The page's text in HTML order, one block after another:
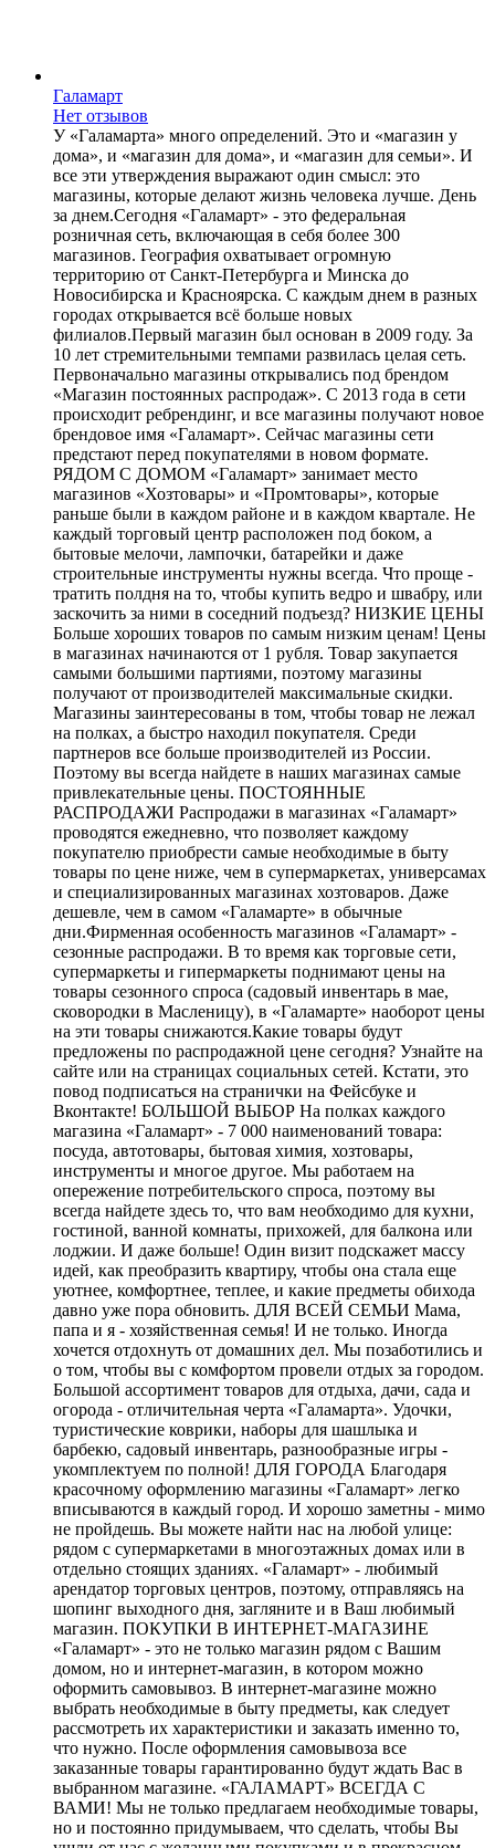
Галамарт
Нет отзывов
У «Галамарта» много определений. Это и «магазин у
дома», и «магазин для дома», и «магазин для семьи». И
все эти утверждения выражают один смысл: это
магазины, которые делают жизнь человека лучше. День
за днем.Сегодня «Галамарт» - это федеральная
розничная сеть, включающая в себя более 300
магазинов. География охватывает огромную
территорию от Санкт-Петербурга и Минска до
Новосибирска и Красноярска. С каждым днем в разных
городах открывается всё больше новых
филиалов.Первый магазин был основан в 2009 году. За
10 лет стремительными темпами развилась целая сеть.
Первоначально магазины открывались под брендом
«Магазин постоянных распродаж». С 2013 года в сети
происходит ребрендинг, и все магазины получают новое
брендовое имя «Галамарт». Сейчас магазины сети
предстают перед покупателями в новом формате.
РЯДОМ С ДОМОМ «Галамарт» занимает место
магазинов «Хозтовары» и «Промтовары», которые
раньше были в каждом районе и в каждом квартале. Не
каждый торговый центр расположен под боком, а
бытовые мелочи, лампочки, батарейки и даже
строительные инструменты нужны всегда. Что проще -
тратить полдня на то, чтобы купить ведро и швабру, или
заскочить за ними в соседний подъезд? НИЗКИЕ ЦЕНЫ
Больше хороших товаров по самым низким ценам! Цены
в магазинах начинаются от 1 рубля. Товар закупается
самыми большими партиями, поэтому магазины
получают от производителей максимальные скидки.
Магазины заинтересованы в том, чтобы товар не лежал
на полках, а быстро находил покупателя. Среди
партнеров все больше производителей из России.
Поэтому вы всегда найдете в наших магазинах самые
привлекательные цены. ПОСТОЯННЫЕ
РАСПРОДАЖИ Распродажи в магазинах «Галамарт»
проводятся ежедневно, что позволяет каждому
покупателю приобрести самые необходимые в быту
товары по цене ниже, чем в супермаркетах, универсамах
и специализированных магазинах хозтоваров. Даже
дешевле, чем в самом «Галамарте» в обычные
дни.Фирменная особенность магазинов «Галамарт» -
сезонные распродажи. В то время как торговые сети,
супермаркеты и гипермаркеты поднимают цены на
товары сезонного спроса (садовый инвентарь в мае,
сковородки в Масленицу), в «Галамарте» наоборот цены
на эти товары снижаются.Какие товары будут
предложены по распродажной цене сегодня? Узнайте на
сайте или на страницах социальных сетей. Кстати, это
повод подписаться на странички на Фейсбуке и
Вконтакте! БОЛЬШОЙ ВЫБОР На полках каждого
магазина «Галамарт» - 7 000 наименований товара:
посуда, автотовары, бытовая химия, хозтовары,
инструменты и многое другое. Мы работаем на
опережение потребительского спроса, поэтому вы
всегда найдете здесь то, что вам необходимо для кухни,
гостиной, ванной комнаты, прихожей, для балкона или
лоджии. И даже больше! Один визит подскажет массу
идей, как преобразить квартиру, чтобы она стала еще
уютнее, комфортнее, теплее, и какие предметы обихода
давно уже пора обновить. ДЛЯ ВСЕЙ СЕМЬИ Мама,
папа и я - хозяйственная семья! И не только. Иногда
хочется отдохнуть от домашних дел. Мы позаботились и
о том, чтобы вы с комфортом провели отдых за городом.
Большой ассортимент товаров для отдыха, дачи, сада и
огорода - отличительная черта «Галамарта». Удочки,
туристические коврики, наборы для шашлыка и
барбекю, садовый инвентарь, разнообразные игры -
укомплектуем по полной! ДЛЯ ГОРОДА Благодаря
красочному оформлению магазины «Галамарт» легко
вписываются в каждый город. И хорошо заметны - мимо
не пройдешь. Вы можете найти нас на любой улице:
рядом с супермаркетами в многоэтажных домах или в
отдельно стоящих зданиях. «Галамарт» - любимый
арендатор торговых центров, поэтому, отправляясь на
шопинг выходного дня, загляните и в Ваш любимый
магазин. ПОКУПКИ В ИНТЕРНЕТ-МАГАЗИНЕ
«Галамарт» - это не только магазин рядом с Вашим
домом, но и интернет-магазин, в котором можно
оформить самовывоз. В интернет-магазине можно
выбрать необходимые в быту предметы, как следует
рассмотреть их характеристики и заказать именно то,
что нужно. После оформления самовывоза все
заказанные товары гарантированно будут ждать Вас в
выбранном магазине. «ГАЛАМАРТ» ВСЕГДА С
ВАМИ! Мы не только предлагаем необходимые товары,
но и постоянно придумываем, что сделать, чтобы Вы